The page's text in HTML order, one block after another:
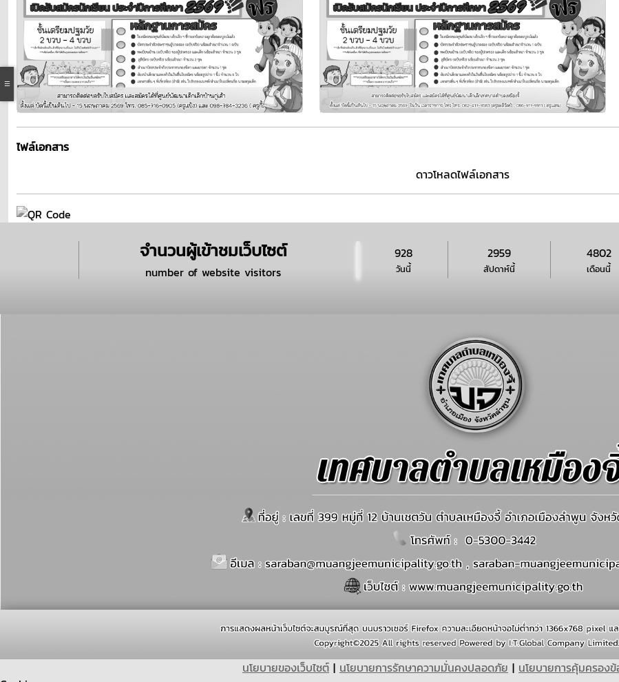
ไฟล์เอกสาร
ดาวโหลดไฟล์เอกสาร
จำนวนผู้เข้าชมเว็บไซต์
number of website visitors วันนี้
928
สัปดาห์นี้
2959
เดือนนี้
4802
นโยบายของเว็บไซต์ | นโยบายการรักษาความมั่นคงปลอดภัย | นโยบายการคุ้มครอง